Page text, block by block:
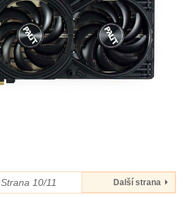
Strana 10/11 Další strana